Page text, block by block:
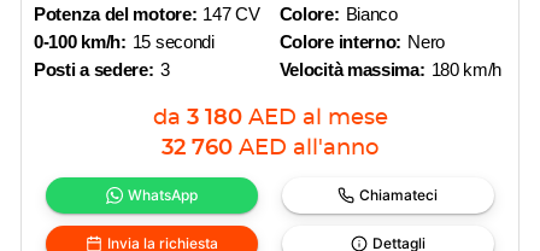
Potenza del motore: 147 CV
0-100 km/h: 15 secondi
Posti a sedere: 3
Colore: Bianco
Colore interno: Nero
Velocità massima: 180 km/h
da 3 180 AED al mese
32 760 AED all'anno
WhatsApp Chiamateci
Invia la richiesta Dettagli